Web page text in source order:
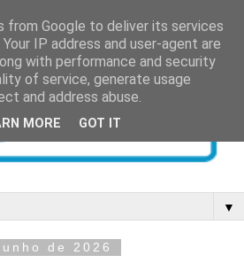
▼
de 2026
from Google to deliver its services
IP address and user-agent are
with performance and security
of service, generate usage
and address abuse.
MORE GOT IT